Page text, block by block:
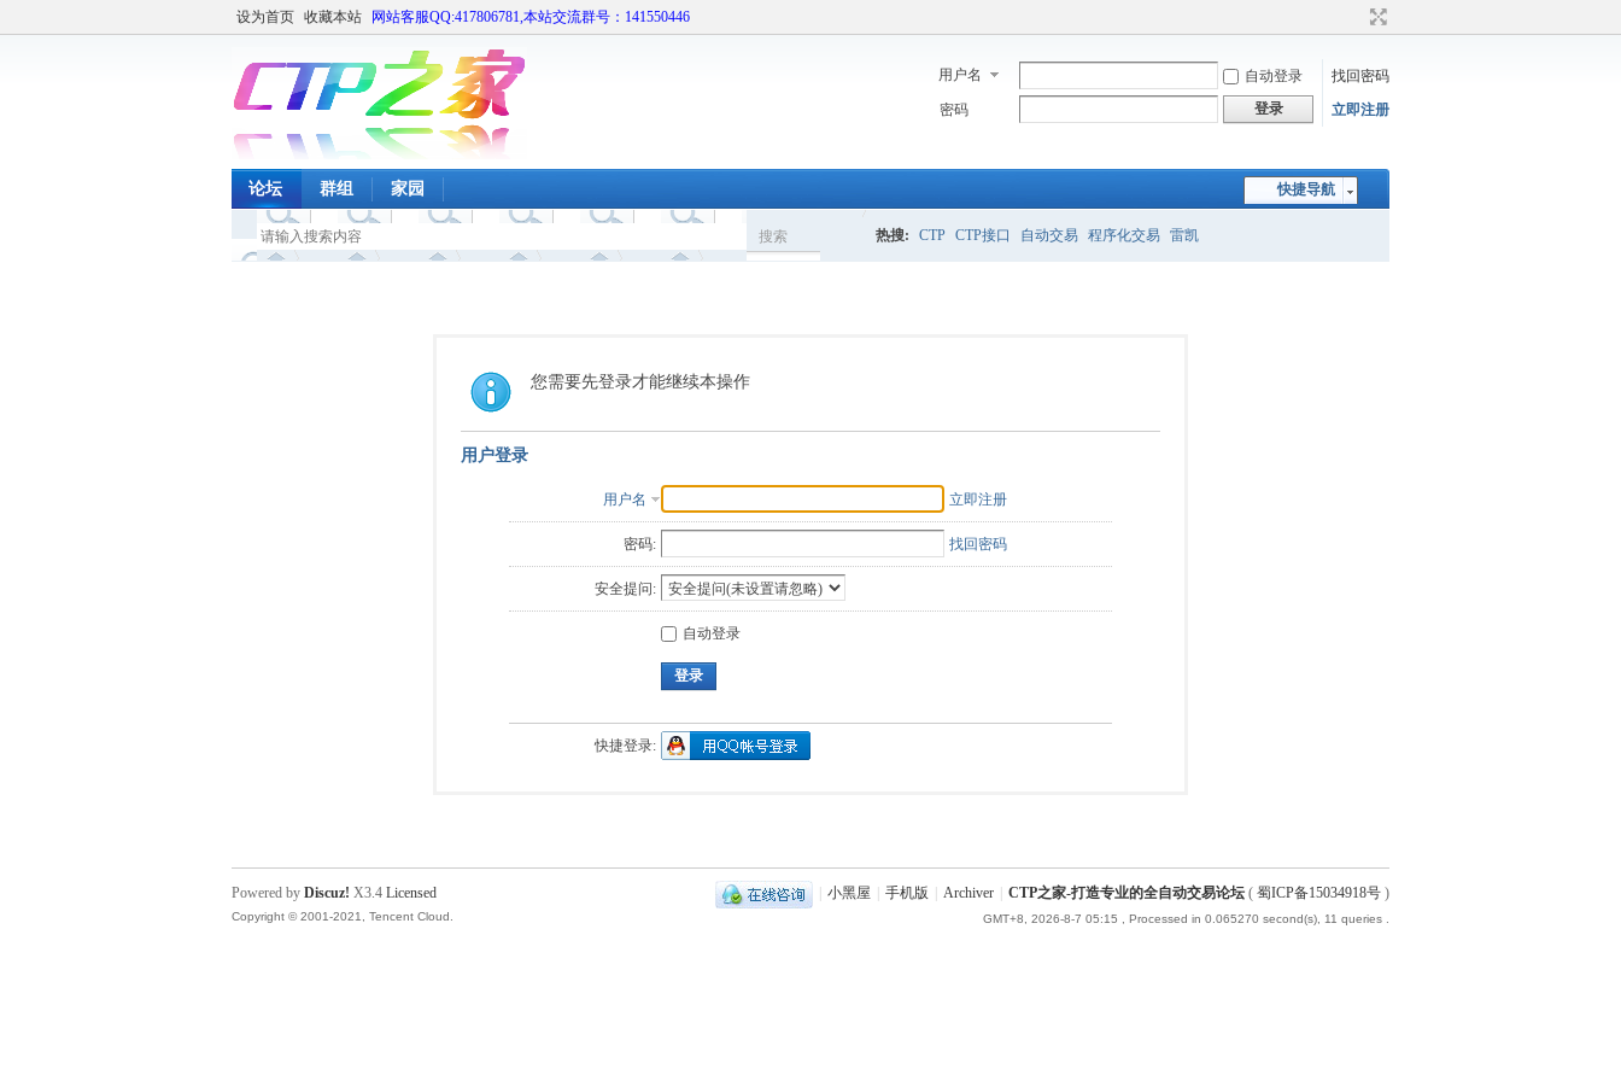
设为首页 收藏本站 网站客服QQ:417806781,本站交流群号：141550446
用户名 自动登录
找回密码
密码
登录 立即注册
快捷导航
论坛 群组 家园
搜索 热搜: CTP CTP接口 自动交易 程序化交易 雷凯
您需要先登录才能继续本操作
用户登录
用户名 立即注册
密码: 找回密码
安全提问:
自动登录
登录
快捷登录:
小黑屋 手机版 Archiver CTP之家-打造专业的全自动交易论坛 ( 蜀ICP备15034918号 )
GMT+8, 2026-8-7 05:15 , Processed in 0.065270 second(s), 11 queries .
Powered by Discuz! X3.4 Licensed
Copyright © 2001-2021, Tencent Cloud.